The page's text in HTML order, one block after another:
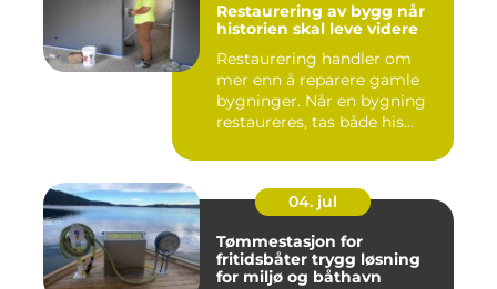
Restaurering av bygg når
historien skal leve videre
Restaurering handler om
mer enn å reparere gamle
bygninger. Når en bygning
restaureres, tas både his...
04. jul
Tømmestasjon for
fritidsbåter trygg løsning
for miljø og båthavn